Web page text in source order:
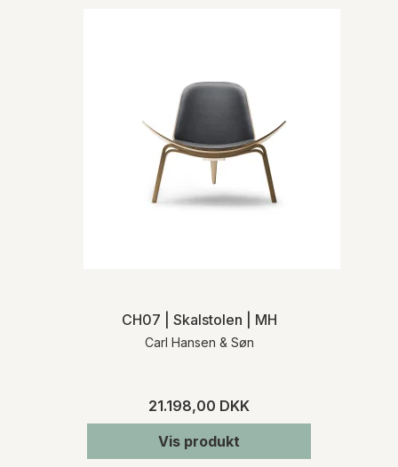
CH07 | Skalstolen | MH
Carl Hansen & Søn
21.198,00 DKK
Vis produkt